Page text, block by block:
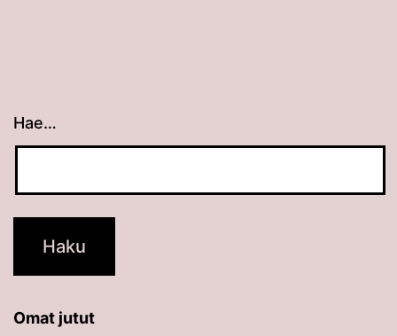
Hae…
Kun tuloksia tulee, voit selata niitä
Omat jutut